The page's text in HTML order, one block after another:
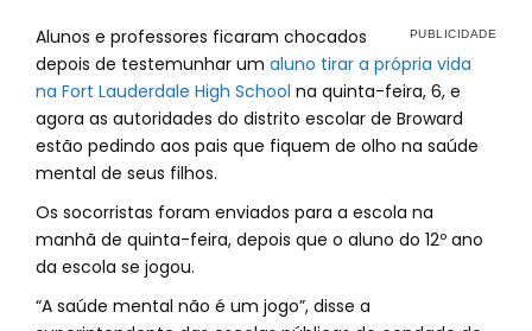
Alunos e professores ficaram chocados
depois de testemunhar um aluno tirar a própria vida
na Fort Lauderdale High School na quinta-feira, 6, e
agora as autoridades do distrito escolar de Broward
estão pedindo aos pais que fiquem de olho na saúde
mental de seus filhos.
Os socorristas foram enviados para a escola na
manhã de quinta-feira, depois que o aluno do 12º ano
da escola se jogou.
“A saúde mental não é um jogo”, disse a